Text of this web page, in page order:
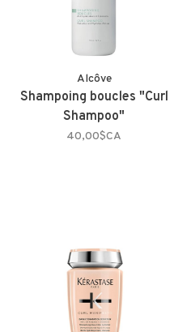
Alcôve
Shampoing boucles "Curl
Shampoo"
40,00$CA